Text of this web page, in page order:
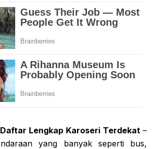
Lengkap Karoseri Terdekat –
yang banyak seperti bus,